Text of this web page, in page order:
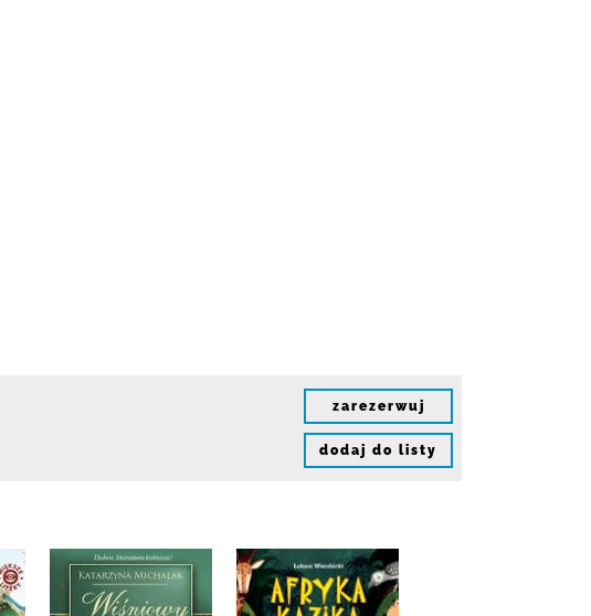
zarezerwuj
dodaj do listy